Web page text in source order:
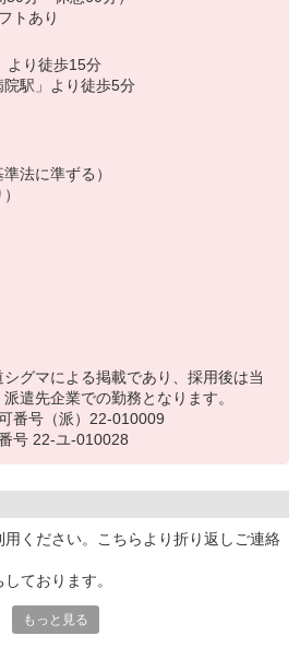
トあり
より徒歩15分
駅」より徒歩5分
法に準ずる）
グマによる掲載であり、採用後は当
遣先企業での勤務となります。
番号（派）22-010009
号 22-ユ-010028
用ください。こちらより折り返しご連絡
ております。
ります。（PCまたはスマートフォンでの
もっと見る